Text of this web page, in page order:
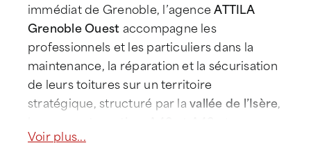
immédiat de Grenoble, l’agence
Grenoble Ouest
accompagne les
professionnels et les particuliers dans la
maintenance, la réparation et la sécurisation
de leurs toitures sur un territoire
stratégique, structuré par la
,
lesaxes autoroutiers A48 et A49